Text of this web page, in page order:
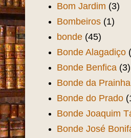
Bom Jardim (3)
Bombeiros (1)
bonde (45)
Bonde Alagadiço
Bonde Benfica (3)
Bonde da Prainha
Bonde do Prado
Bonde Joaquim
Bonde José